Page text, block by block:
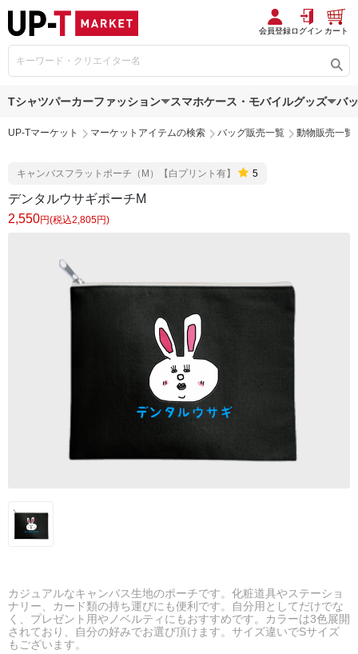
会員登録ログイン カート
Tシャツパーカーファッション スマホケース・モバイルグッズ バ
UP-Tマーケット マーケットアイテムの検索 バッグ販売一覧 動物販売一覧
キャンバスフラットポーチ（M）【白プリント有】 5
デンタルウサギポーチM
2,550円(税込2,805円)
カジュアルなキャンバス生地のポーチです。化粧道具やステーショ
ナリー、カード類の持ち運びにも便利です。自分用としてだけでな
く、プレゼント用やノベルティにもおすすめです。カラーは3色展開
されており、自分の好みでお選び頂けます。サイズ違いでSサイズ
もございます。